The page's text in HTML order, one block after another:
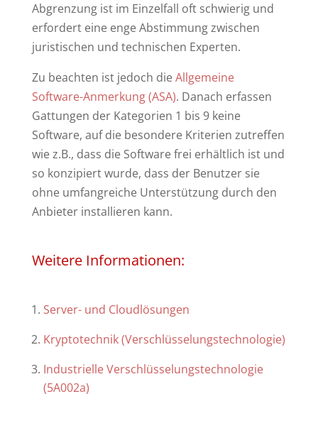
Abgrenzung ist im Einzelfall oft schwierig und
erfordert eine enge Abstimmung zwischen
juristischen und technischen Experten.
Zu beachten ist jedoch dieAllgemeine
Software-Anmerkung (ASA). Danach erfassen
Gattungen der Kategorien 1 bis 9 keine
Software, auf die besondere Kriterien zutreffen
wie z.B., dass die Software frei erhältlich ist und
so konzipiert wurde, dass der Benutzer sie
ohne umfangreiche Unterstützung durch den
Anbieter installieren kann.
Weitere Informationen:
Server- und Cloudlösungen
Kryptotechnik (Verschlüsselungstechnologie)
Industrielle Verschlüsselungstechnologie
(5A002a)